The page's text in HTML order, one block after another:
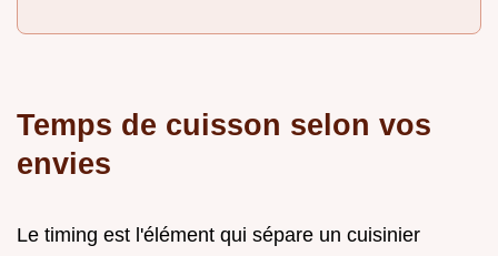
Temps de cuisson selon vos
envies
Le timing est l'élément qui sépare un cuisinier